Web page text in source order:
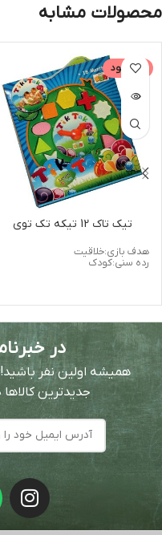
محصولات مشابه
ناموجود
تیک تاک 12 تیکه تک توی
هدف بازی:خلاقیت
رده سنی:کودک
در
همیشه اولین نفر
جدیدترین